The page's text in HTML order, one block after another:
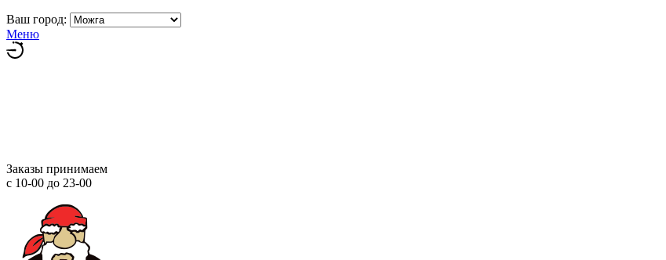
Ваш город:
Меню
Заказы принимаем
с 10-00 до 23-00